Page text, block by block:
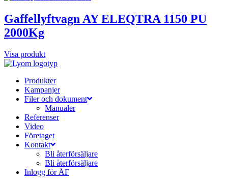
Gaffellyftvagn AY ELEQTRA 1150 PU
2000Kg
Visa produkt
Produkter
Kampanjer
Filer och dokument
Manualer
Referenser
Video
Företaget
Kontakt
Bli återförsäljare
Bli återförsäljare
Inlogg för ÅF